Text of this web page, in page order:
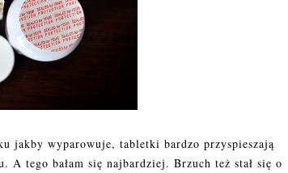
jakby wyparowuje, tabletki bardzo przyspieszają
A tego bałam się najbardziej. Brzuch też stał się o